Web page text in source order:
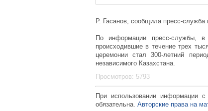
Р. Гасанов, сообщила пресс-
По информации пресс-службы, в
происходившие в течение трех
церемонии стал 300-летний
независимого Казахстана.
Просмотров: 5793
При использовании информации
обязательна. Авторские права на